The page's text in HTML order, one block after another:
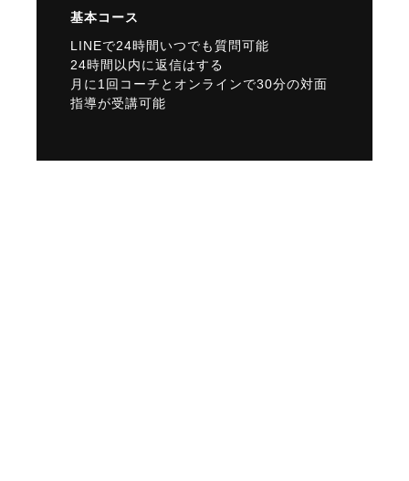
基本コース
LINEで24時間いつでも質問可能
24時間以内に返信はする
月に1回コーチとオンラインで30分の対面
指導が受講可能